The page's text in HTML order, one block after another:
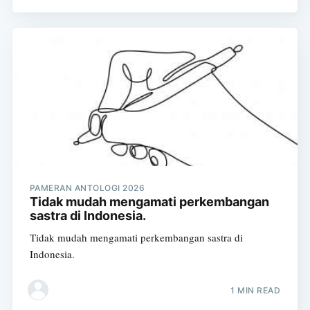
PAMERAN ANTOLOGI 2026
Tidak mudah mengamati perkembangan
sastra di Indonesia.
Tidak mudah mengamati perkembangan sastra di
Indonesia.
1 MIN READ